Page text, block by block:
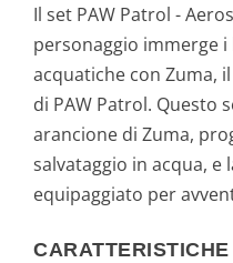
Il set PAW Patrol -
personaggio immerge
acquatiche con Zuma,
di PAW Patrol. Questo
arancione di Zuma,
salvataggio in acqua, e
equipaggiato per